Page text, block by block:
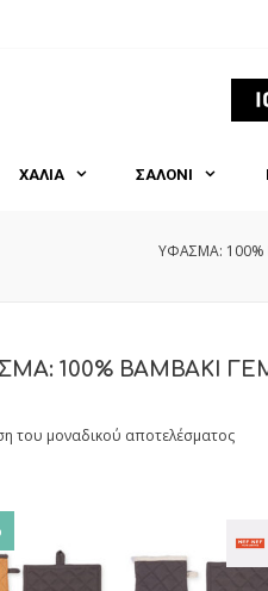
ΧΑΛΙΑ ΣΑΛΟΝΙ
ΥΦΑΣΜΑ: 100%
100% BAMBAKI
του μοναδικού αποτελέσματος